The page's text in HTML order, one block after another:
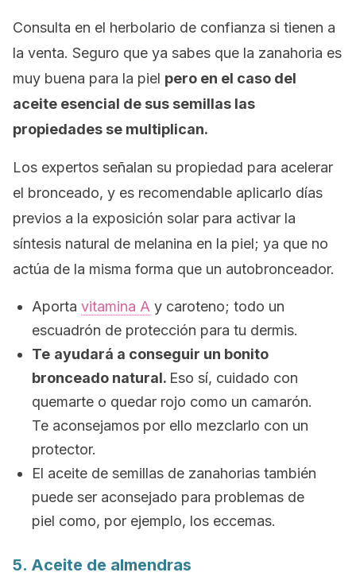
Consulta en el herbolario de confianza si tienen a
la venta. Seguro que ya sabes que la zanahoria es
muy buena para la piel pero en el caso del
aceite esencial de sus semillas las
propiedades se multiplican.
Los expertos señalan su propiedad para acelerar
el bronceado, y es recomendable aplicarlo días
previos a la exposición solar para activar la
síntesis natural de melanina en la piel; ya que no
actúa de la misma forma que un autobronceador.
Aporta vitamina A y caroteno; todo un
escuadrón de protección para tu dermis.
Te ayudará a conseguir un bonito
bronceado natural. Eso sí, cuidado con
quemarte o quedar rojo como un camarón.
Te aconsejamos por ello mezclarlo con un
protector.
El aceite de semillas de zanahorias también
puede ser aconsejado para problemas de
piel como, por ejemplo, los eccemas.
5. Aceite de almendras